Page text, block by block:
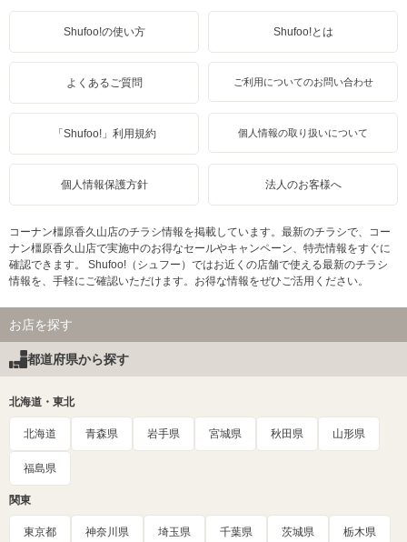
Shufoo!の使い方 Shufoo!とは
よくあるご質問 ご利用についてのお問い合わせ
「Shufoo!」利用規約 個人情報の取り扱いについて
個人情報保護方針 法人のお客様へ
コーナン橿原香久山店のチラシ情報を掲載しています。最新のチラシで、コー
ナン橿原香久山店で実施中のお得なセールやキャンペーン、特売情報をすぐに
確認できます。 Shufoo!（シュフー）ではお近くの店舗で使える最新のチラシ
情報を、手軽にご確認いただけます。お得な情報をぜひご活用ください。
お店を探す
都道府県から探す
北海道・東北
北海道 青森県 岩手県 宮城県 秋田県 山形県
福島県
関東
東京都 神奈川県 埼玉県 千葉県 茨城県 栃木県